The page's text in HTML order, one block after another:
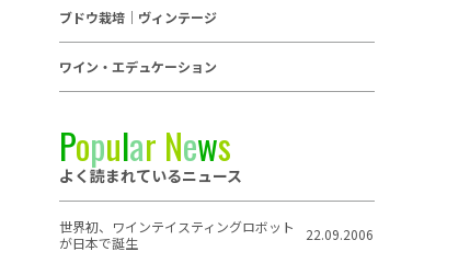
ブドウ栽培｜ヴィンテージ
ワイン・エデュケーション
Popular News
よく読まれているニュース
世界初、ワインテイスティングロボット
が日本で誕生
22.09.2006